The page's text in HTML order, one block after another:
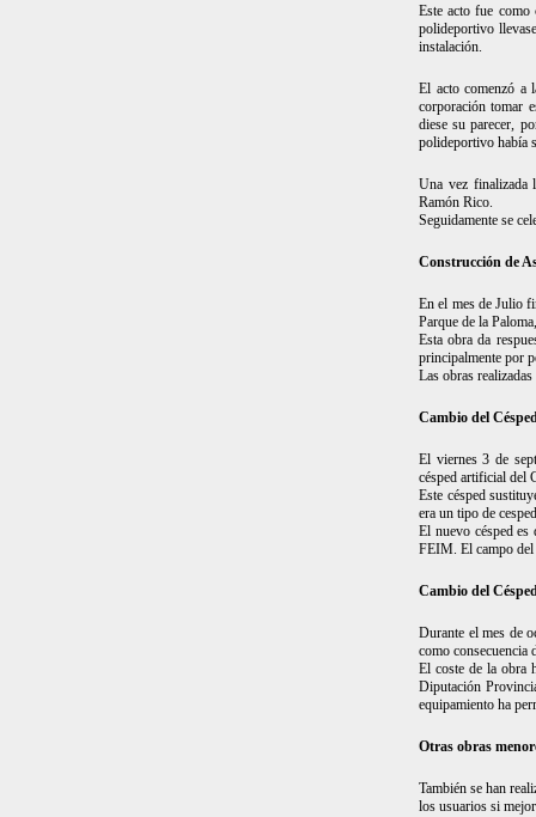
Este acto fue como
polideportivo
instalación.
El acto comenzó a
corporación tomar
diese su parecer,
polideportivo había
Una vez finalizada
Ramón Rico.
Seguidamente se
Construcción de
En el mes de Julio
Parque de la
Esta obra da
principalmente por
Las obras
Cambio del
El viernes 3 de
césped artificial del
Este césped
era un tipo de
El nuevo césped es
FEIM. El campo del
Cambio del
Durante el mes de
como consecuencia
El coste de la obra
Diputación
equipamiento ha
Otras obras
También se han
los usuarios si